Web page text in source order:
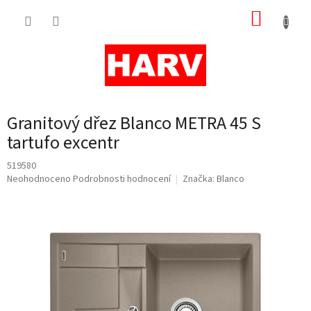
Granitový dřez Blanco METRA 45 S
tartufo excentr
519580
Průměrné
Neohodnoceno Podrobnosti hodnocení Značka: Blanco